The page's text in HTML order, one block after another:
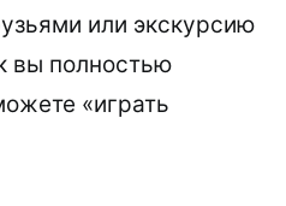
или экскурсию
вы полностью
«играть